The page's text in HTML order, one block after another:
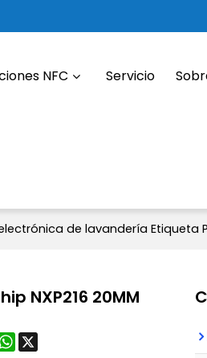
NFC Servicio
de lavandería Etiqueta
NXP216 20MM
WhatsApp